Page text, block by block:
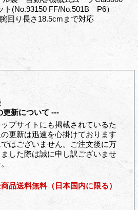
(No.93150 FF/No.501B P6）
り長さ18.5cmまで対応
更新について ---
プサイトにも掲載されているた
更新は迅速を心掛けております
はございません。ご注文後に万
した際は誠に申し訳ございませ
品送料無料（日本国内に限る）